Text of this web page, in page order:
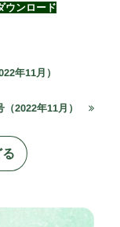
ウンロード
年11月）
（2022年11月）